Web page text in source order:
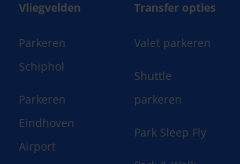
Vliegvelden
Parkeren
Schiphol
Parkeren
Eindhoven
Airport
Transfer opties
Valet parkeren
Shuttle
parkeren
Park Sleep Fly